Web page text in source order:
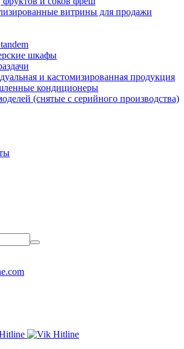
витрины для продажи
шкафы
и кастомизированная продукция
кондиционеры
(снятые с серийного производства)